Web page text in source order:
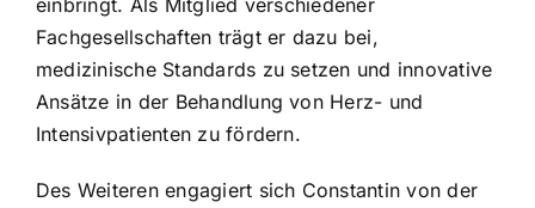
Fachgesellschaften trägt er dazu bei,
medizinische Standards zu setzen und innovative
Ansätze in der Behandlung von Herz- und
Intensivpatienten zu fördern.
Des Weiteren engagiert sich Constantin von der